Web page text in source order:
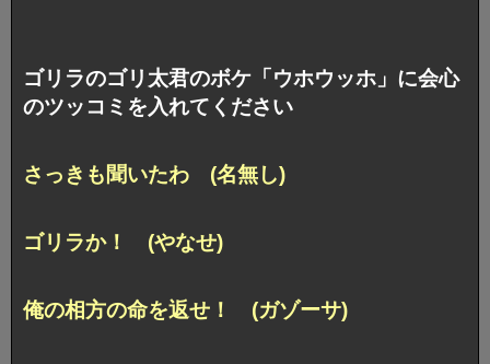
ゴリラのゴリ太君のボケ「ウホウッホ」に会心
のツッコミを入れてください
さっきも聞いたわ (名無し)
ゴリラか！ (やなせ)
俺の相方の命を返せ！ (ガゾーサ)